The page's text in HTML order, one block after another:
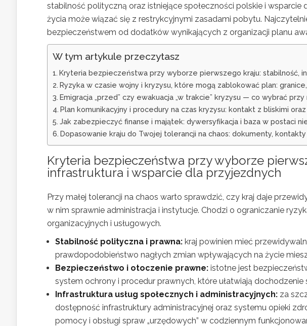
stabilność polityczną oraz istniejące społeczności polskie i
życia może wiązać się z restrykcyjnymi zasadami pobytu.
bezpieczeństwem od dodatków wynikających z organizacji planu
W tym artykule przeczytasz
Kryteria bezpieczeństwa przy wyborze pierwszego kraju: stabilność,
Ryzyka w czasie wojny i kryzysu, które mogą zablokować plan:
Emigracja „przed” czy ewakuacja „w trakcie” kryzysu — co wybrać przy
Plan komunikacyjny i procedury na czas kryzysu: kontakt z bliskimi
Jak zabezpieczyć finanse i majątek: dywersyfikacja i baza w postaci
Dopasowanie kraju do Twojej tolerancji na chaos: dokumenty,
Kryteria bezpieczeństwa przy wyborze
infrastruktura i wsparcie dla przyjezdnych
Przy małej tolerancji na chaos warto sprawdzić, czy kraj daje
w nim sprawnie administracja i instytucje. Chodzi o ograniczanie
organizacyjnych i usługowych.
Stabilność polityczna i prawna: kraj powinien mieć
prawdopodobieństwo nagłych zmian wpływających na życie
Bezpieczeństwo i otoczenie prawne: istotne jest
system ochrony i procedur prawnych, które ułatwiają dochodzenie
Infrastruktura usług społecznych i administracyjnych: za
dostępność infrastruktury administracyjnej oraz systemu opieki
pomocy i obsługi spraw „urzędowych” w codziennym